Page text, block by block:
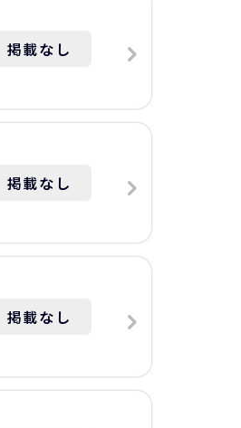
掲載なし
掲載なし
掲載なし